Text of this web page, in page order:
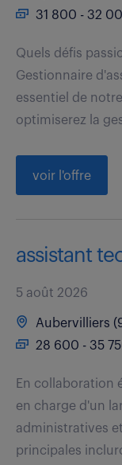
31 800 - 32
Quels défis
Gestionnaire
essentiel de
optimiserez la
voir l'offre
assistant
5 août 2026
Aubervilliers
28 600 - 35
En collaboration
en charge d'un
administratives
principales